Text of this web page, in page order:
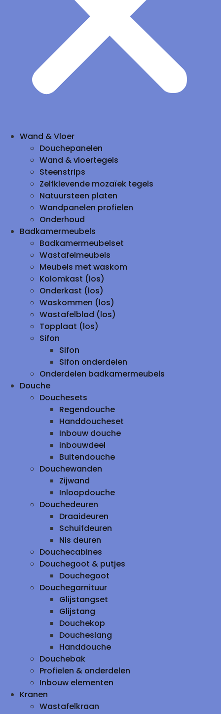
Wand & Vloer
Douchepanelen
Wand & vloertegels
Steenstrips
Zelfklevende mozaïek tegels
Natuursteen platen
Wandpanelen profielen
Onderhoud
Badkamermeubels
Badkamermeubelset
Wastafelmeubels
Meubels met waskom
Kolomkast (los)
Onderkast (los)
Waskommen (los)
Wastafelblad (los)
Topplaat (los)
Sifon
Sifon
Sifon onderdelen
Onderdelen badkamermeubels
Douche
Douchesets
Regendouche
Handdoucheset
Inbouw douche
inbouwdeel
Buitendouche
Douchewanden
Zijwand
Inloopdouche
Douchedeuren
Draaideuren
Schuifdeuren
Nis deuren
Douchecabines
Douchegoot & putjes
Douchegoot
Douchegarnituur
Glijstangset
Glijstang
Douchekop
Doucheslang
Handdouche
Douchebak
Profielen & onderdelen
Inbouw elementen
Kranen
Wastafelkraan